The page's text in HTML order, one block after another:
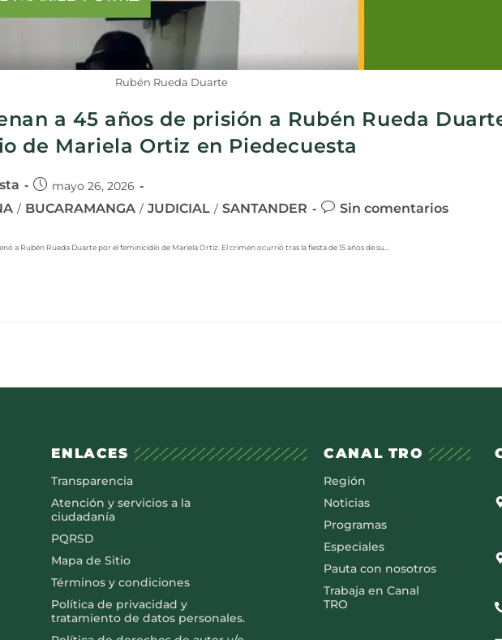
Rubén Rueda Duarte
a 45 años de prisión a Rubén Rueda
de Mariela Ortiz en Piedecuesta
mayo 26, 2026
/ BUCARAMANGA / JUDICIAL / SANTANDER Sin comentarios
a Rubén Rueda Duarte por el feminicidio de Mariela Ortiz. El crimen ocurrió tras la fiesta de 15 años de su…
ENLACES
Transparencia
Atención y servicios a la
ciudadanía
PQRSD
Mapa de Sitio
Términos y condiciones
Política de privacidad y
tratamiento de datos personales.
CANAL TRO
Región
Noticias
Programas
Especiales
Pauta con nosotros
Trabaja en Canal
TRO